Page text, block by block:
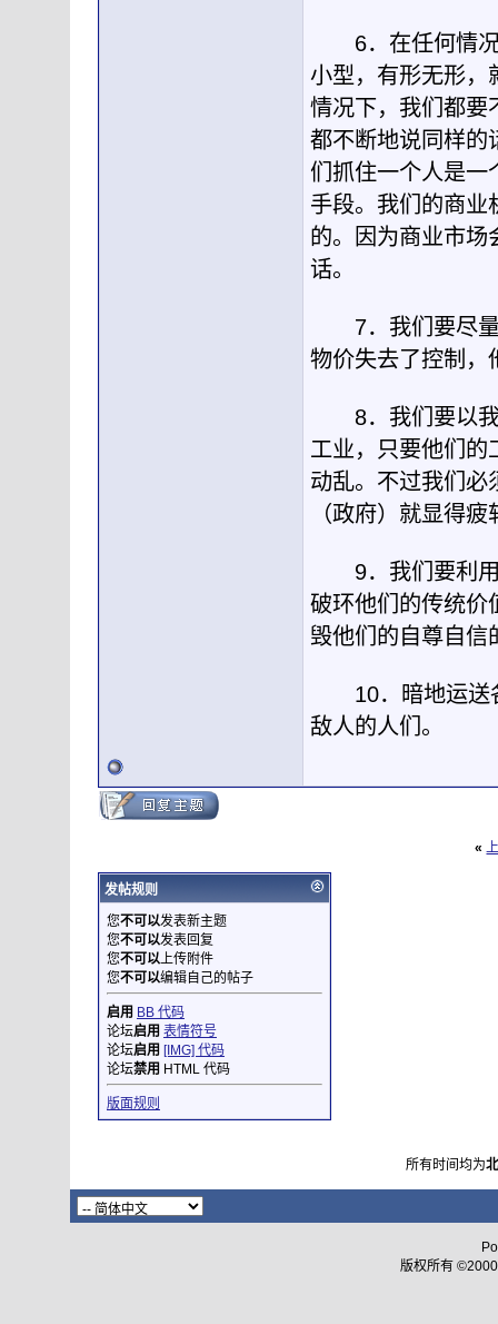
6．在任何情况
小型，有形无形，
情况下，我们都要
都不断地说同样的
们抓住一个人是一
手段。我们的商业
的。因为商业市场
话。
7．我们要尽量
物价失去了控制
8．我们要以我
工业，只要他们的
动乱。不过我们必
（政府）就显得
9．我们要利用
破环他们的传统价
毁他们的自尊自信
10．暗地运送各
敌人的人们。
«
发帖规则
您不可以发表新主题
您不可以发表回复
您不可以上传附件
您不可以编辑自己的帖子
启用 BB 代码
论坛启用 表情符号
论坛启用 [IMG] 代码
论坛禁用 HTML 代码
版面规则
所有时间均为
版权所有